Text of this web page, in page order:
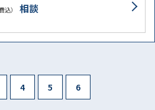
込） 相談
4 5 6